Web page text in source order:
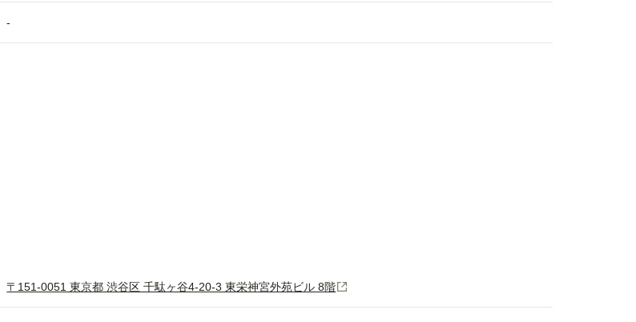
-
〒151-0051 東京都 渋谷区 千駄ヶ谷4-20-3 東栄神宮外苑ビル 8階